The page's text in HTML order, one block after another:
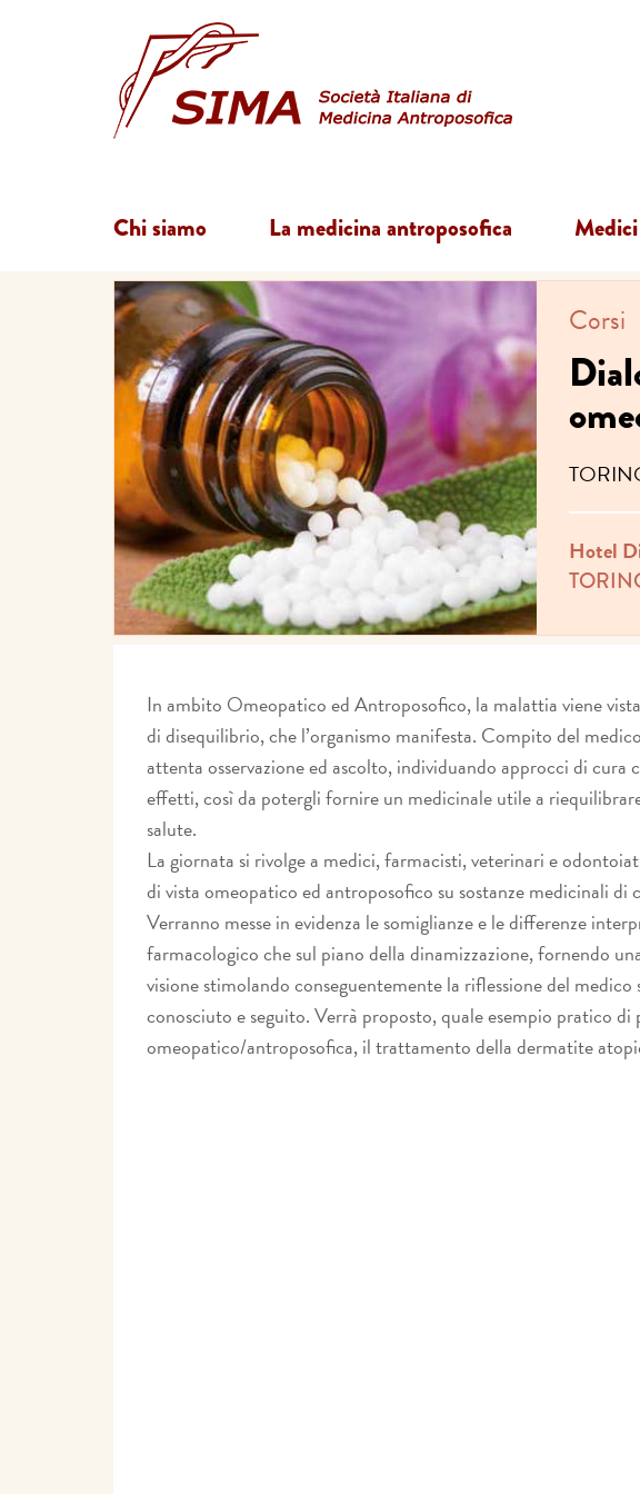
Chi siamo La medicina antroposofica
Corsi
Hotel
In ambito Omeopatico ed Antroposofico, la malattia viene
di disequilibrio, che l’organismo manifesta. Compito del
attenta osservazione ed ascolto, individuando approcci di cura
effetti, così da potergli fornire un medicinale utile a
salute.
La giornata si rivolge a medici, farmacisti, veterinari e
di vista omeopatico ed antroposofico su sostanze medicinali
Verranno messe in evidenza le somiglianze e le differenze
farmacologico che sul piano della dinamizzazione, fornendo
visione stimolando conseguentemente la riflessione del
conosciuto e seguito. Verrà proposto, quale esempio pratico di
omeopatico/antroposofica, il trattamento della dermatite